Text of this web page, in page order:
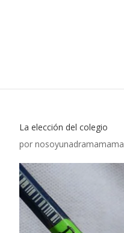
La elección del colegio
por nosoyunadramamama